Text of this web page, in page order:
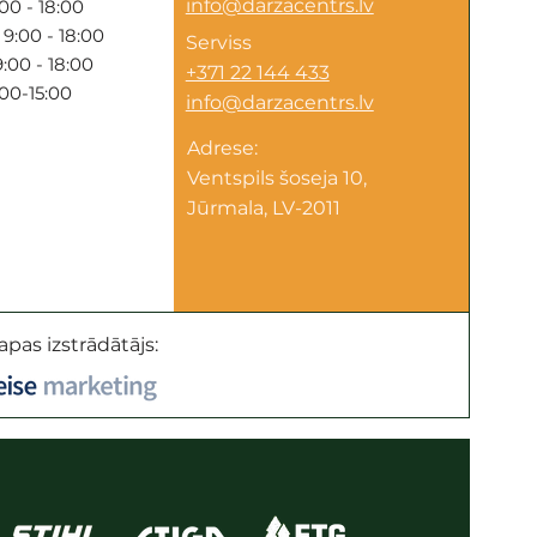
- 18:00
- 18:00
- 18:00
15:00
info@darzacentrs.lv
Serviss
+371 22 144 433
info@darzacentrs.lv
Adrese:
Ventspils šoseja 10,
Jūrmala, LV-2011
izstrādātājs: